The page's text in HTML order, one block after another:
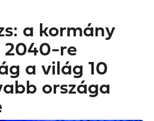
a kormány
2040-re
a világ 10
országa